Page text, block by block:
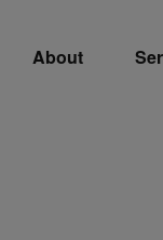
About